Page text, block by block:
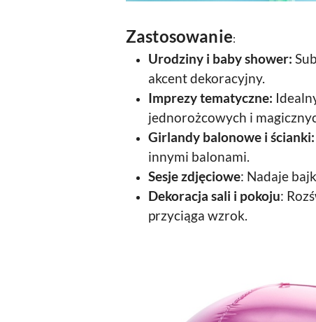
Zastosowanie:
Urodziny i baby shower:
akcent dekoracyjny.
Imprezy tematyczne:
jednorożcowych i
Girlandy balonowe i ścianki:
innymi balonami.
Sesje zdjęciowe: Nadaje
Dekoracja sali i pokoju:
przyciąga wzrok.